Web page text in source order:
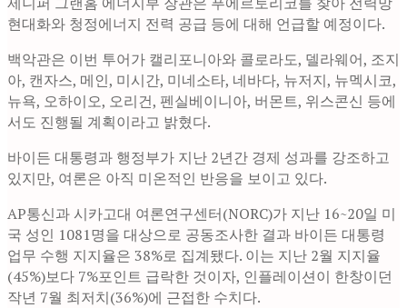
현대화와 청정에너지 전력 공급 등에 대해 언급할 예정이다.
백악관은 이번 투어가 캘리포니아와 콜로라도, 델라웨어, 조지
아, 캔자스, 메인, 미시간, 미네소타, 네바다, 뉴저지, 뉴멕시코,
뉴욕, 오하이오, 오리건, 펜실베이니아, 버몬트, 위스콘신 등에
서도 진행될 계획이라고 밝혔다.
바이든 대통령과 행정부가 지난 2년간 경제 성과를 강조하고
있지만, 여론은 아직 미온적인 반응을 보이고 있다.
AP통신과 시카고대 여론연구센터(NORC)가 지난 16~20일 미
국 성인 1081명을 대상으로 공동조사한 결과 바이든 대통령
업무 수행 지지율은 38%로 집계됐다. 이는 지난 2월 지지율
(45%)보다 7%포인트 급락한 것이자, 인플레이션이 한창이던
작년 7월 최저치(36%)에 근접한 수치다.